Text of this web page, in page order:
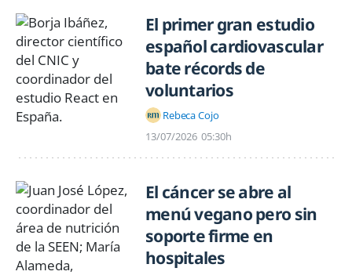
El primer gran estudio
español cardiovascular
bate récords de
voluntarios
Rebeca Cojo
13/07/2026 05:30h
El cáncer se abre al
menú vegano pero sin
soporte firme en
hospitales